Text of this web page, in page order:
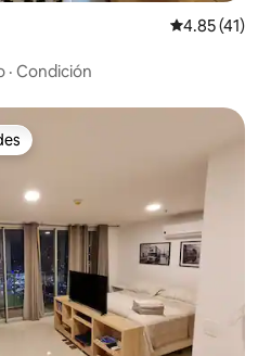
Calificación
4.85 (41)
· Condición